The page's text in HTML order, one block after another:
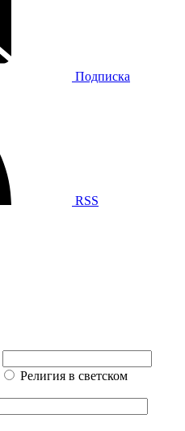
Подписка
RSS
Религия в светском